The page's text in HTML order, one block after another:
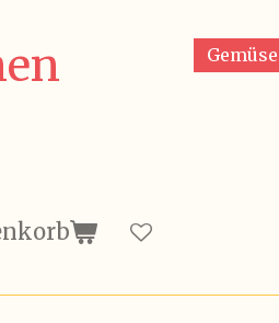
Gemüse